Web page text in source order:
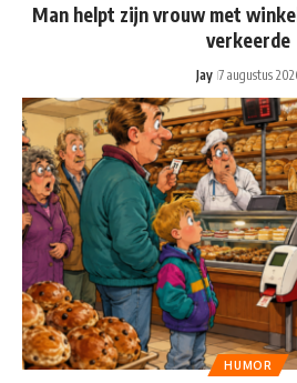
Man helpt zijn vrouw met
verkeerde
Jay 7 augustus
HUMOR